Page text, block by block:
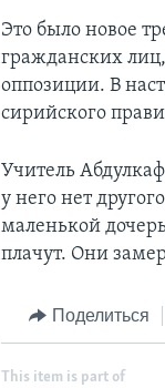
Это было новое
гражданских
оппозиции. В
сирийского
Учитель
у него нет
маленькой
плачут. Они
Поделиться
This item is part of